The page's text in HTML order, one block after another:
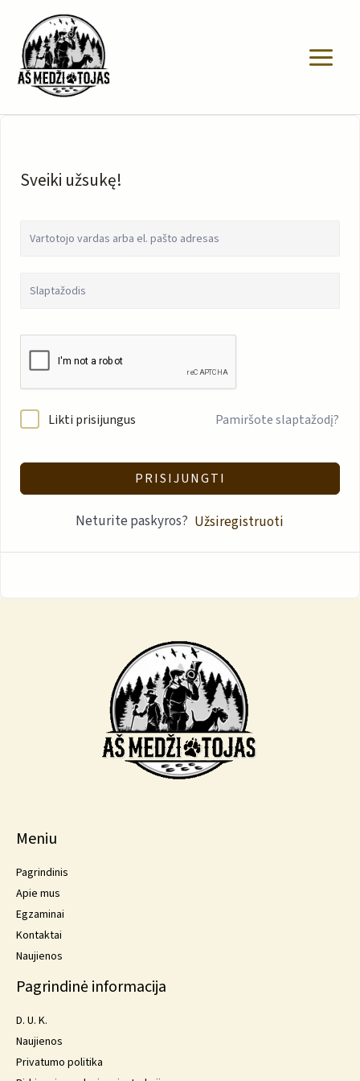
turinio
Sveiki užsukę!
Likti prisijungus Pamiršote slaptažodį?
PRISIJUNGTI
Neturite paskyros? Užsiregistruoti
Meniu
Pagrindinis
Apie mus
Egzaminai
Kontaktai
Naujienos
Pagrindinė informacija
D. U. K.
Naujienos
Privatumo politika